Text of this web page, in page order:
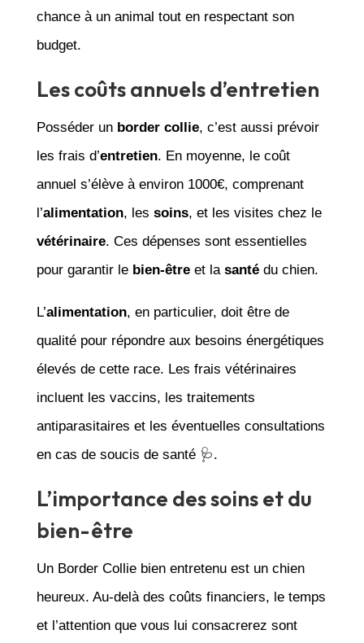
chance à un animal tout en respectant son
budget.
Les coûts annuels d’entretien
Posséder un border collie, c’est aussi prévoir
les frais d’entretien. En moyenne, le coût
annuel s’élève à environ 1000€, comprenant
l’alimentation, les soins, et les visites chez le
vétérinaire. Ces dépenses sont essentielles
pour garantir le bien-êtreet la santédu chien.
L’alimentation, en particulier, doit être de
qualité pour répondre aux besoins énergétiques
élevés de cette race. Les frais vétérinaires
incluent les vaccins, les traitements
antiparasitaires et les éventuelles consultations
en cas de soucis de santé 🩺.
L’importance des soins et du
bien-être
Un Border Collie bien entretenu est un chien
heureux. Au-delà des coûts financiers, le temps
et l’attention que vous lui consacrerez sont